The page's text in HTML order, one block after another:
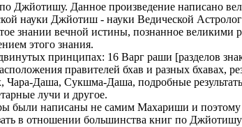
Джйотишу. Данное произведение написано
науки Джйотиш - науки Ведической
знании вечной истины, познанное
этого знания.
принципах: 16 Варг раши [разделов
правителей бхав и разных бхавах,
Чара-Даша, Сукшма-Даша, подробные
лучи и другое.
были написаны не самим Махариши и поэтому
в отношении большинства книг по